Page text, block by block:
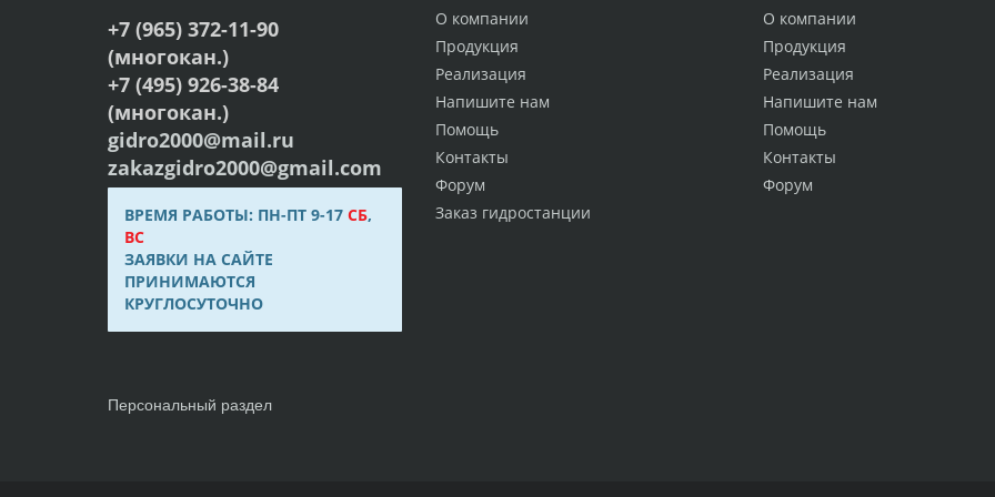
О компании
Продукция
Реализация
Напишите нам
Помощь
Контакты
Форум
О компании
Продукция
Реализация
Напишите нам
Помощь
Контакты
Форум
Заказ гидростанции
+7 (965) 372-11-90
(многокан.)
+7 (495) 926-38-84
(многокан.)
gidro2000@mail.ru
zakazgidro2000@gmail.com
ВРЕМЯ РАБОТЫ: ПН-ПТ 9-17СБ,
ВС
ЗАЯВКИ НА САЙТЕ
ПРИНИМАЮТСЯ
КРУГЛОСУТОЧНО
Персональный раздел